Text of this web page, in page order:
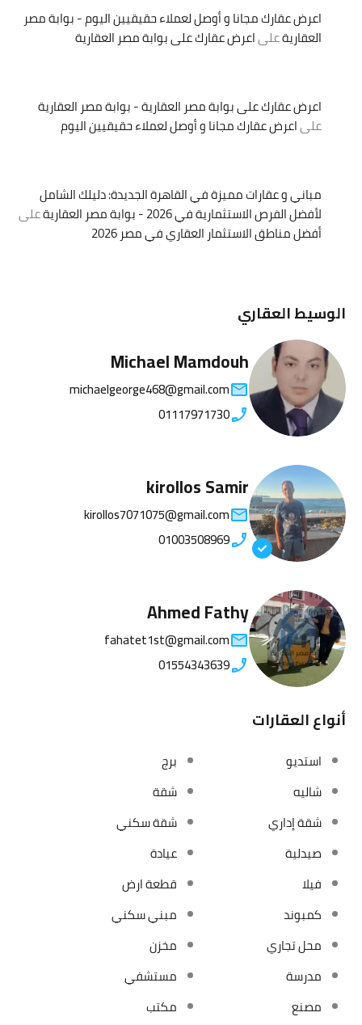
اعرض عقارك مجانا و أوصل لعملاء حقيقيين اليوم - بوابة مصر
العقاريةعلىاعرض عقارك على بوابة مصر العقارية
اعرض عقارك على بوابة مصر العقارية - بوابة مصر العقارية
علىاعرض عقارك مجانا و أوصل لعملاء حقيقيين اليوم
مباني و عقارات مميزة في القاهرة الجديدة: دليلك الشامل
لأفضل الفرص الاستثمارية في 2026 - بوابة مصر العقارية
على
أفضل مناطق الاستثمار العقاري في مصر 2026
الوسيط العقاري
Michael Mamdouh
michaelgeorge468@gmail.com
01117971730
kirollos Samir
kirollos7071075@gmail.com
01003508969
Ahmed Fathy
fahatet1st@gmail.com
01554343639
أنواع العقارات
استديو
برج
شاليه
شقة
شقة إداري
شقة سكني
صيدلية
عيادة
فيلا
قطعة ارض
كمبوند
مبني سكني
محل تجاري
مخزن
مدرسة
مستشفي
مصنع
مكتب